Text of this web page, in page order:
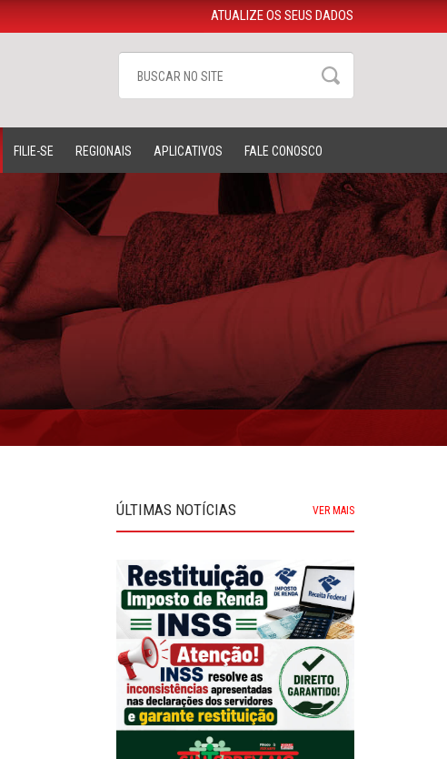
ATUALIZE OS SEUS DADOS
FILIE-SE REGIONAIS APLICATIVOS FALE CONOSCO
ÚLTIMAS NOTÍCIAS VER MAIS